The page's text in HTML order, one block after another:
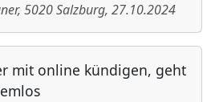
, 5020Salzburg, 27.10.2024
mit online kündigen, geht